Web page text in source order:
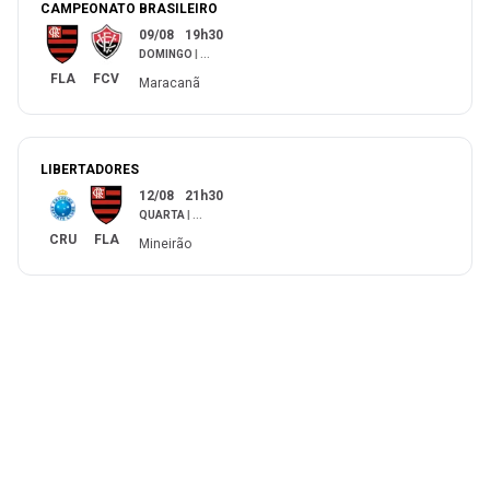
CAMPEONATO BRASILEIRO
FLA FCV
09/08 19h30
DOMINGO
Maracanã
LIBERTADORES
CRU FLA
12/08 21h30
QUARTA
Mineirão